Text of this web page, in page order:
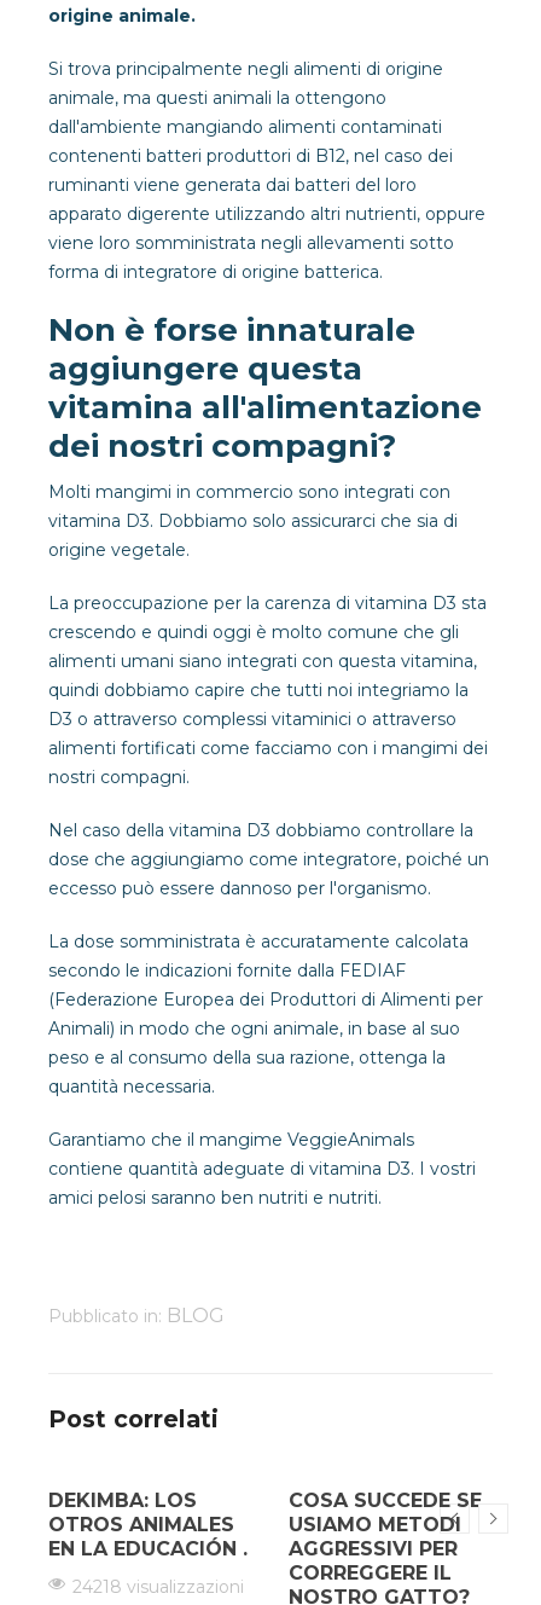
origine animale.
Si trova principalmente negli alimenti di origine
animale, ma questi animali la ottengono
dall'ambiente mangiando alimenti contaminati
contenenti batteri produttori di B12, nel caso dei
ruminanti viene generata dai batteri del loro
apparato digerente utilizzando altri nutrienti, oppure
viene loro somministrata negli allevamenti sotto
forma di integratore di origine batterica.
Non è forse innaturale
aggiungere questa
vitamina all'alimentazione
dei nostri compagni?
Molti mangimi in commercio sono integrati con
vitamina D3. Dobbiamo solo assicurarci che sia di
origine vegetale.
La preoccupazione per la carenza di vitamina D3 sta
crescendo e quindi oggi è molto comune che gli
alimenti umani siano integrati con questa vitamina,
quindi dobbiamo capire che tutti noi integriamo la
D3 o attraverso complessi vitaminici o attraverso
alimenti fortificati come facciamo con i mangimi dei
nostri compagni.
Nel caso della vitamina D3 dobbiamo controllare la
dose che aggiungiamo come integratore, poiché un
eccesso può essere dannoso per l'organismo.
La dose somministrata è accuratamente calcolata
secondo le indicazioni fornite dalla FEDIAF
(Federazione Europea dei Produttori di Alimenti per
Animali) in modo che ogni animale, in base al suo
peso e al consumo della sua razione, ottenga la
quantità necessaria.
Garantiamo che il mangime VeggieAnimals
contiene quantità adeguate di vitamina D3. I vostri
amici pelosi saranno ben nutriti e nutriti.
Pubblicato in: BLOG
Post correlati
DEKIMBA: LOS
OTROS ANIMALES
EN LA EDUCACIÓN .
24218 visualizzazioni
COSA SUCCEDE SE
USIAMO METODI
AGGRESSIVI PER
CORREGGERE IL
NOSTRO GATTO?